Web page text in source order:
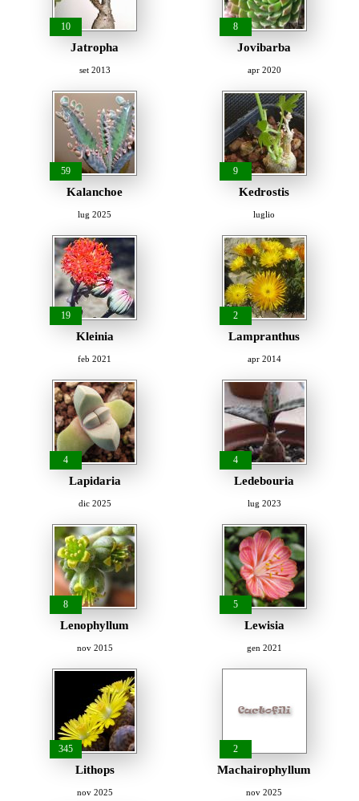
10
Jatropha
set 2013
8
Jovibarba
apr 2020
59
Kalanchoe
lug 2025
9
Kedrostis
luglio
19
Kleinia
feb 2021
2
Lampranthus
apr 2014
4
Lapidaria
dic 2025
4
Ledebouria
lug 2023
8
Lenophyllum
nov 2015
5
Lewisia
gen 2021
345
Lithops
nov 2025
2
Machairophyllum
nov 2025